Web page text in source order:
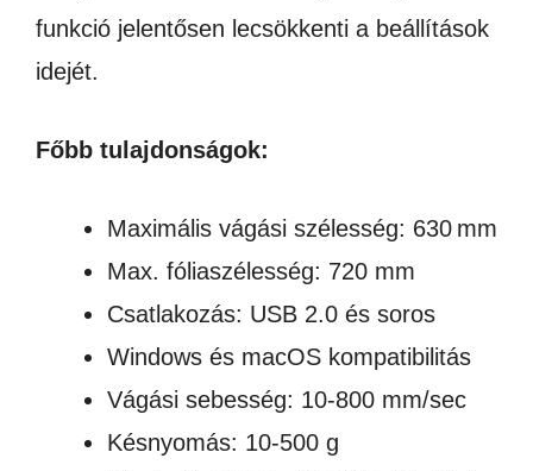
funkció jelentősen lecsökkenti a beállítások
idejét.
Főbb tulajdonságok:
Maximális vágási szélesség: 630 mm
Max. fóliaszélesség: 720 mm
Csatlakozás: USB 2.0 és soros
Windows és macOS kompatibilitás
Vágási sebesség: 10-800 mm/sec
Késnyomás: 10-500 g